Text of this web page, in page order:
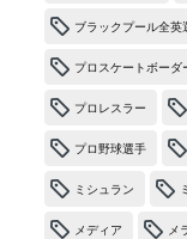
ブラックプール全英
プロスケートボーダ
プロレスラー
プロ野球選手
ミシュラン
メディア メ